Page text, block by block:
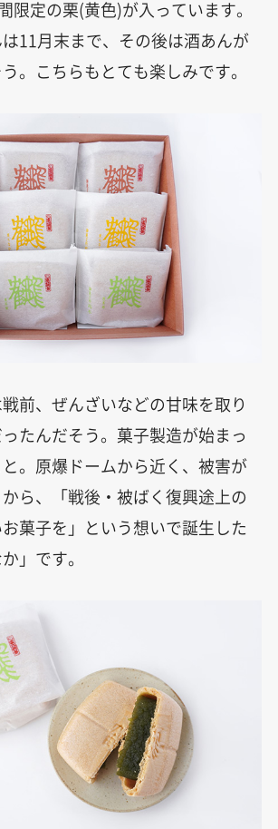
限定の栗(黄色)が入っています。
11月末まで、その後は酒あんが
。こちらもとても楽しみです。
前、ぜんざいなどの甘味を取り
たんだそう。菓子製造が始まっ
。原爆ドームから近く、被害が
ら、「戦後・被ばく復興途上の
菓子を」という想いで誕生した
」です。